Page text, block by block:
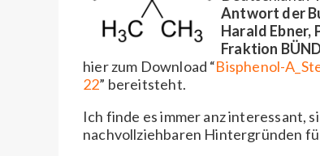
Antwort der
Harald Ebner,
Fraktion
hier zum Download “Bisphenol-
22” bereitsteht.
Ich finde es immer anz interessant,
nachvollziehbaren Hintergründen